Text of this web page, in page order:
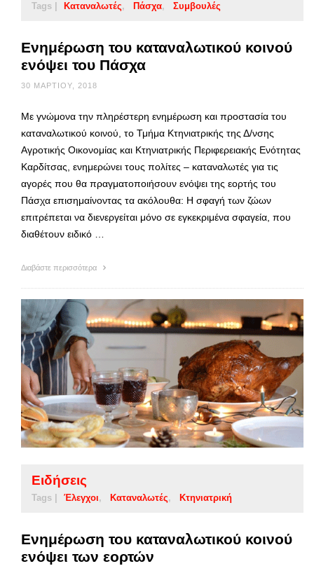
Tags | Καταναλωτές Πάσχα Συμβουλές
Ενημέρωση του καταναλωτικού κοινού
ενόψει του Πάσχα
30 ΜΑΡΤΊΟΥ, 2018
Με γνώμονα την πληρέστερη ενημέρωση και προστασία του
καταναλωτικού κοινού, το Τμήμα Κτηνιατρικής της Δ/νσης
Αγροτικής Οικονομίας και Κτηνιατρικής Περιφερειακής Ενότητας
Καρδίτσας, ενημερώνει τους πολίτες – καταναλωτές για τις
αγορές που θα πραγματοποιήσουν ενόψει της εορτής του
Πάσχα επισημαίνοντας τα ακόλουθα: Η σφαγή των ζώων
επιτρέπεται να διενεργείται μόνο σε εγκεκριμένα σφαγεία, που
διαθέτουν ειδικό …
Διαβάστε περισσότερα
Ειδήσεις
Tags | Έλεγχοι Καταναλωτές Κτηνιατρική
Ενημέρωση του καταναλωτικού κοινού
ενόψει των εορτών